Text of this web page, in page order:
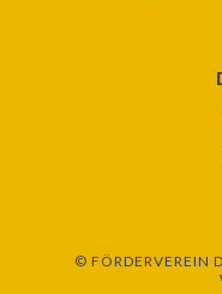
© FÖRDERVEREIN